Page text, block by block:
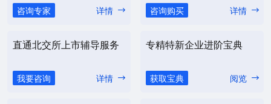
咨询专家 详情 咨询购买 详情
直通北交所上市辅导服务
我要咨询 详情
专精特新企业进阶宝典
获取宝典 阅览